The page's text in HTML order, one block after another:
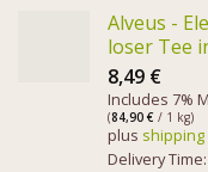
Alveus -
loser Tee
8,49 €
Includes 7%
(84,90 € / 1 kg)
plus shipping
Delivery